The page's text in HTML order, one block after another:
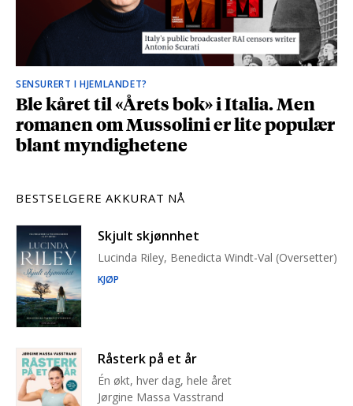
SENSURERT I HJEMLANDET?
Ble kåret til «Årets bok» i Italia. Men
romanen om Mussolini er lite populær
blant myndighetene
BESTSELGERE AKKURAT NÅ
Skjult skjønnhet
Lucinda Riley, Benedicta Windt-Val (Oversetter)
KJØP
Råsterk på et år
Én økt, hver dag, hele året
Jørgine Massa Vasstrand